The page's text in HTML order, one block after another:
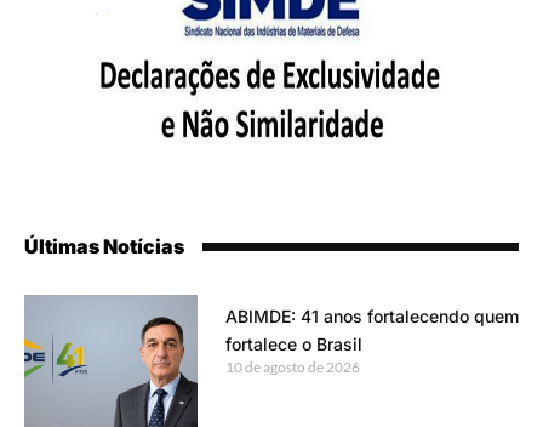
Últimas Notícias
ABIMDE: 41 anos fortalecendo quem
fortalece o Brasil
10 de agosto de 2026